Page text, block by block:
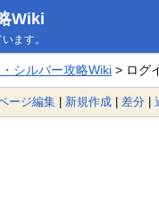
Wiki
ます。
シルバー攻略Wiki> ログ
ージ編集 | 新規作成 | 差分 |